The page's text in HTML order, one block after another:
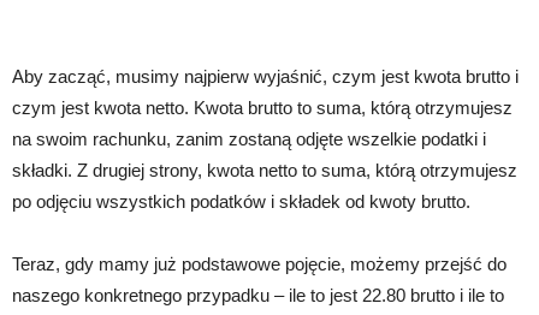
Aby zacząć, musimy najpierw wyjaśnić, czym jest kwota brutto i
czym jest kwota netto. Kwota brutto to suma, którą otrzymujesz
na swoim rachunku, zanim zostaną odjęte wszelkie podatki i
składki. Z drugiej strony, kwota netto to suma, którą otrzymujesz
po odjęciu wszystkich podatków i składek od kwoty brutto.
Teraz, gdy mamy już podstawowe pojęcie, możemy przejść do
naszego konkretnego przypadku – ile to jest 22.80 brutto i ile to